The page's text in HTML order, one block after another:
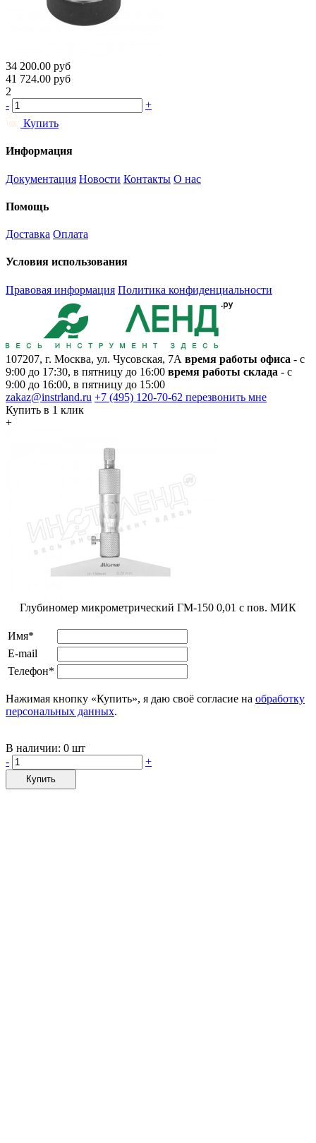
34 200.00 руб
41 724.00 руб
2
-
+
Купить
Информация
Документация Новости Контакты О нас
Помощь
Доставка Оплата
Условия использования
Правовая информация Политика конфиденциальности
107207, г. Москва, ул. Чусовская, 7А время работы офиса - с
9:00 до 17:30, в пятницу до 16:00 время работы склада - с
9:00 до 16:00, в пятницу до 15:00
zakaz@instrland.ru +7 (495) 120-70-62 перезвонить мне
Купить в 1 клик
+
Глубиномер микрометрический ГМ-150 0,01 с пов. МИК
Имя*
E-mail
Телефон*
Нажимая кнопку «Купить», я даю своё согласие на обработку
персональных данных.
В наличии: 0 шт
-
+
Купить